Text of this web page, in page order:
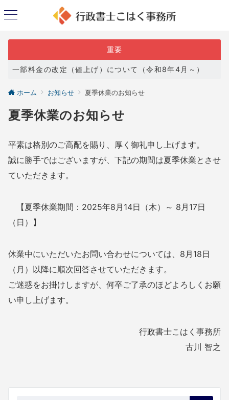
重要
一部料金の改定（値上げ）について（令和8年4月～）
ホーム お知らせ 夏季休業のお知らせ
夏季休業のお知らせ
平素は格別のご高配を賜り、厚く御礼申し上げます。
誠に勝手ではございますが、下記の期間は夏季休業とさせ
ていただきます。
【夏季休業期間：2025年8月14日（木）～ 8月17日
（日）】
休業中にいただいたお問い合わせについては、8月18日
（月）以降に順次回答させていただきます。
ご迷惑をお掛けしますが、何卒ご了承のほどよろしくお願
い申し上げます。
行政書士こはく事務所
古川 智之